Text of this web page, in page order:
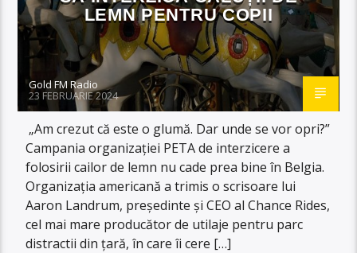
LEMN PENTRU COPII
Gold FM Radio
23 FEBRUARIE 2024
„Am crezut că este o glumă. Dar unde se vor opri?”
Campania organizației PETA de interzicere a
folosirii cailor de lemn nu cade prea bine în Belgia.
Organizația americană a trimis o scrisoare lui
Aaron Landrum, președinte și CEO al Chance Rides,
cel mai mare producător de utilaje pentru parc
distractii din țară, în care îi cere […]